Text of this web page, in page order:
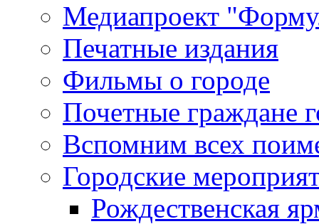
Медиапроект
Печатные издания
Фильмы о городе
Почетные граждане
Вспомним всех
Городские
Рождественская